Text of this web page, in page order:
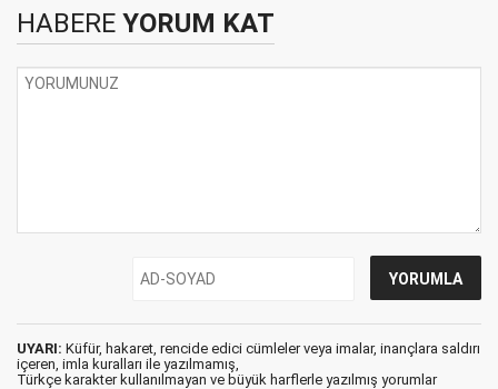
HABERE YORUM KAT
UYARI: Küfür, hakaret, rencide edici cümleler veya imalar, inançlara saldırı
içeren, imla kuralları ile yazılmamış,
Türkçe karakter kullanılmayan ve büyük harflerle yazılmış yorumlar